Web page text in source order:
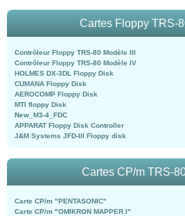
Cartes Floppy TRS-
Contrôleur Floppy TRS-80 Modèle III
Contrôleur Floppy TRS-80 Modèle IV
HOLMES DX-3DL Floppy Disk
CUMANA Floppy Disk
AEROCOMP Floppy Disk
MTI floppy Disk
New_M3-4_FDC
APPARAT Floppy Disk Controller
J&M Systems JFD-III Floppy disk
Cartes CP/m TRS-80
Carte CP/m "PENTASONIC"
Carte CP/m "OMIKRON MAPPER I"